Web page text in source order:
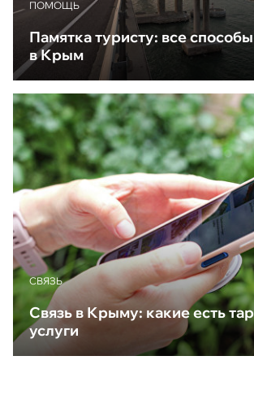
ПОМОЩЬ
Памятка туристу: все
в Крым
CВЯЗЬ
Связь в Крыму: какие есть
услуги